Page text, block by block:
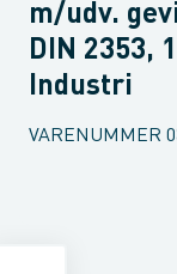
m/udv.
DIN 2353,
Industri
VARENUMMER